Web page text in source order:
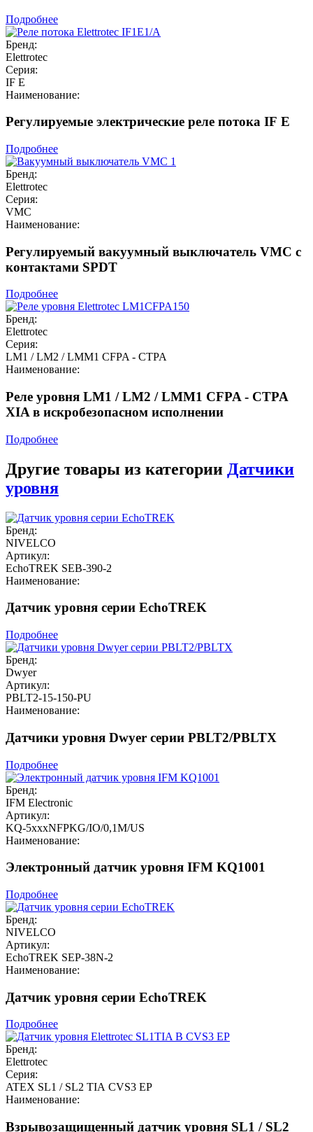
Подробнее
Бренд:
Elettrotec
Серия:
IF E
Наименование:
Регулируемые электрические реле потока IF E
Подробнее
Бренд:
Elettrotec
Серия:
VMC
Наименование:
Регулируемый вакуумный выключатель VMC с
контактами SPDT
Подробнее
Бренд:
Elettrotec
Серия:
LM1 / LM2 / LMM1 CFPA - CTPA
Наименование:
Реле уровня LM1 / LM2 / LMM1 CFPA - CTPA
XIA в искробезопасном исполнении
Подробнее
Другие товары из категории Датчики
уровня
Бренд:
NIVELCO
Артикул:
EchoTREK SEB-390-2
Наименование:
Датчик уровня серии EchoTREK
Подробнее
Бренд:
Dwyer
Артикул:
PBLT2-15-150-PU
Наименование:
Датчики уровня Dwyer серии PBLT2/PBLTX
Подробнее
Бренд:
IFM Electronic
Артикул:
KQ-5xxxNFPKG/IO/0,1M/US
Наименование:
Электронный датчик уровня IFM KQ1001
Подробнее
Бренд:
NIVELCO
Артикул:
EchoTREK SEP-38N-2
Наименование:
Датчик уровня серии EchoTREK
Подробнее
Бренд:
Elettrotec
Серия:
ATEX SL1 / SL2 TIA CVS3 EP
Наименование:
Взрывозащищенный датчик уровня SL1 / SL2